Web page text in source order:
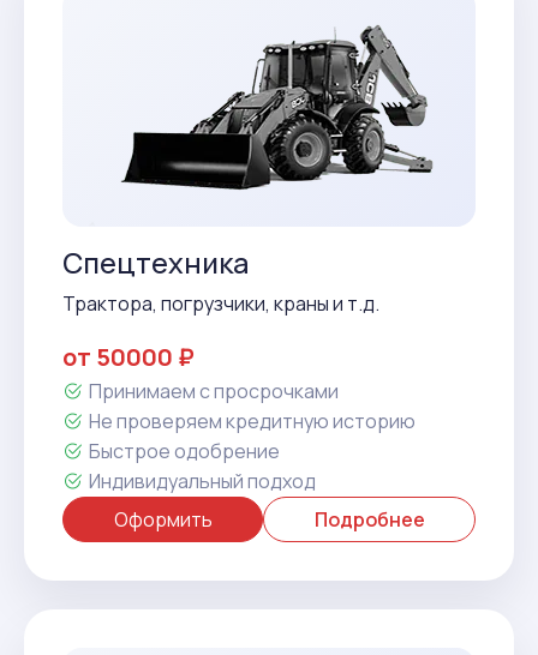
Спецтехника
Трактора, погрузчики, краны и т.д.
от 50000 ₽
Принимаем с просрочками
Не проверяем кредитную историю
Быстрое одобрение
Индивидуальный подход
Оформить
Подробнее